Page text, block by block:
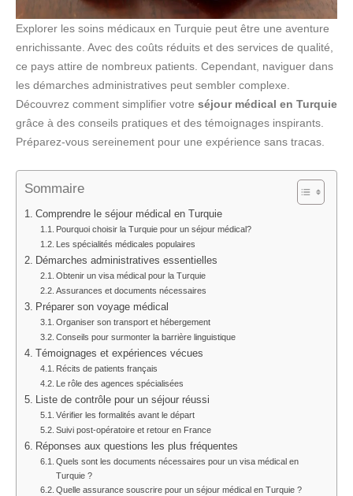
Explorer les soins médicaux en Turquie peut être une aventure
enrichissante. Avec des coûts réduits et des services de qualité,
ce pays attire de nombreux patients. Cependant, naviguer dans
les démarches administratives peut sembler complexe.
Découvrez comment simplifier votre séjour médical en Turquie
grâce à des conseils pratiques et des témoignages inspirants.
Préparez-vous sereinement pour une expérience sans tracas.
Sommaire
Comprendre le séjour médical en Turquie
Pourquoi choisir la Turquie pour un séjour médical?
Les spécialités médicales populaires
Démarches administratives essentielles
Obtenir un visa médical pour la Turquie
Assurances et documents nécessaires
Préparer son voyage médical
Organiser son transport et hébergement
Conseils pour surmonter la barrière linguistique
Témoignages et expériences vécues
Récits de patients français
Le rôle des agences spécialisées
Liste de contrôle pour un séjour réussi
Vérifier les formalités avant le départ
Suivi post-opératoire et retour en France
Réponses aux questions les plus fréquentes
Quels sont les documents nécessaires pour un visa médical en
Turquie ?
Quelle assurance souscrire pour un séjour médical en Turquie ?